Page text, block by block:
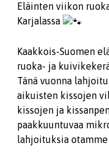
Eläinten viikon
Karjalassa
Kaakkois-Suomen
ruoka- ja
Tänä vuonna
aikuisten kissojen
kissojen ja
paakkuuntuvaa
lahjoituksia